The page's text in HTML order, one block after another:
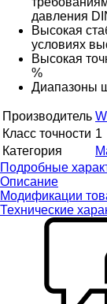
давления
Высокая
условиях
Высокая
%
Диапазоны
Производитель
Класс точности 1
Категория
Подробные
Описание
Модификации
Технические